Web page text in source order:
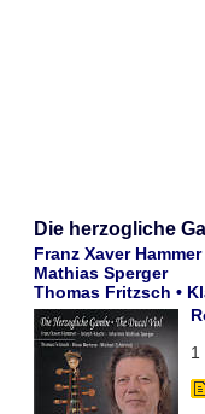
Die herzogliche
Franz Xaver
Mathias Sperger
Thomas Fritzsch •
1